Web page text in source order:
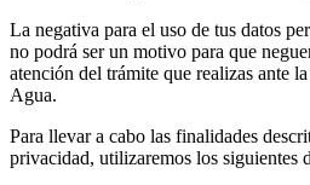
La negativa para el uso de tus datos
no podrá ser un motivo para que
atención del trámite que realizas ante
Agua.
Para llevar a cabo las finalidades
privacidad, utilizaremos los siguientes